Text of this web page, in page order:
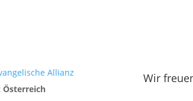
Österreich
Wir